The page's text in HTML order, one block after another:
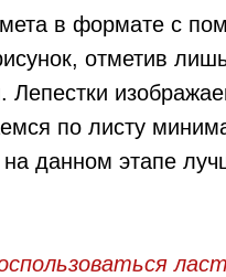
в формате с
отметив
Лепестки
по листу
данном этапе